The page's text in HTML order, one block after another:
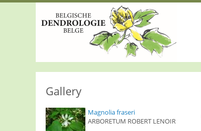
Gallery
Magnolia fraseri
ARBORETUM ROBERT LENOIR